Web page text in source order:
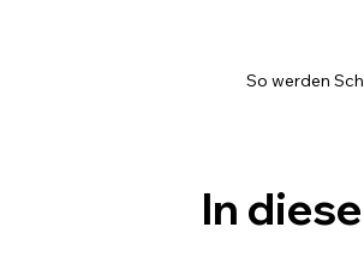
So werden
In